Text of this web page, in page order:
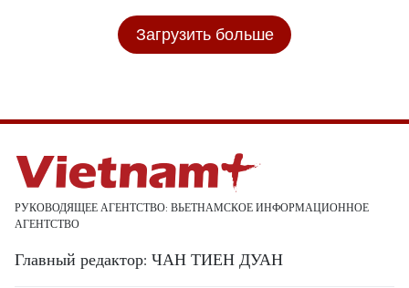
Загрузить больше
РУКОВОДЯЩЕЕ АГЕНТСТВО: ВЬЕТНАМСКОЕ ИНФОРМАЦИОННОЕ
АГЕНТСТВО
Главный редактор: ЧАН ТИЕН ДУАН